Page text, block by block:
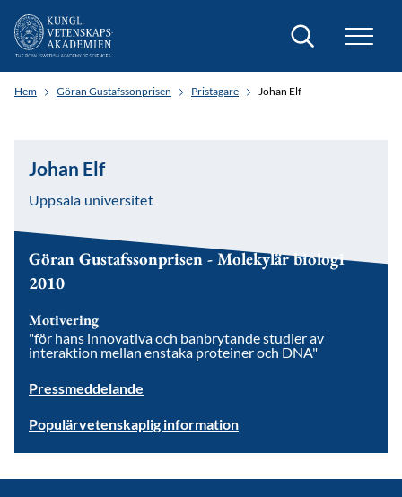
Sök
Hem Göran Gustafssonprisen Pristagare Johan Elf
Johan Elf
Uppsala universitet
Göran Gustafssonprisen - Molekylär biologi
2010
Motivering
"för hans innovativa och banbrytande studier av
interaktion mellan enstaka proteiner och DNA"
Pressmeddelande
Populärvetenskaplig information